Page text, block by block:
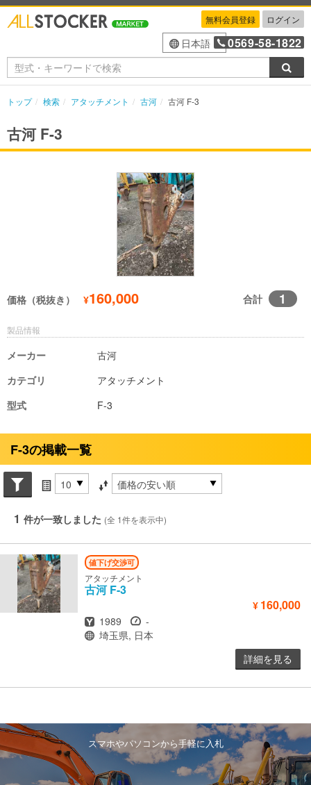
無料会員登録 ログイン
日本語 0569-58-1822
トップ 検索 アタッチメント 古河 古河 F-3
古河 F-3
価格（税抜き） ¥160,000 合計 1
製品情報
メーカー
古河
カテゴリ
アタッチメント
型式
F-3
F-3の掲載一覧
Search conditions
件数 並び替え条件
1 件が一致しました (全 1件を表示中)
値下げ交渉可
アタッチメント
古河F-3
¥ 160,000
年式
1989 時間
-
場所
埼玉県, 日本
詳細を見る
スマホやパソコンから手軽に入札